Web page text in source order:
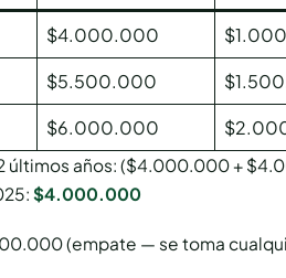
$4.000.000
$5.500.000
$6.000.000
últimos años: ($4.000.000 +
$4.000.000
(empate — se toma